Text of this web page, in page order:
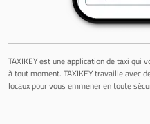
TAXIKEY est une application de taxi qui
à tout moment. TAXIKEY travaille avec
locaux pour vous emmener en toute